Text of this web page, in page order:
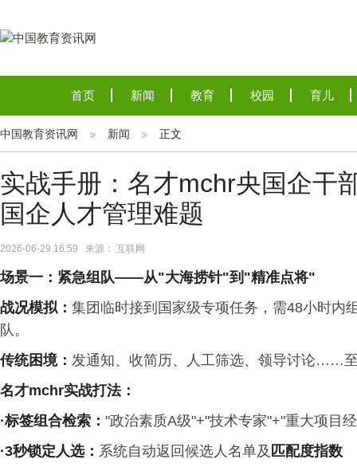
首页 新闻 教育 校园 育儿
中国教育资讯网 新闻 正文
实战手册：名才mchr央国企干
国企人才管理难题
2026-06-29 16:59 来源： 互联网
场景一：紧急组队——从"大海捞针"到 "精准点将"
战况模拟： 集团临时接到国家级专项任务，需48小时内
队。
传统困境： 发通知、收简历、人工筛选、领导讨论……
名才mchr实战打法：
·标签组合检索 ： "政治素质A级"+"技术专家"+"重大项目
·3秒锁定人选： 系统自动返回候选人名单及 匹配度指数